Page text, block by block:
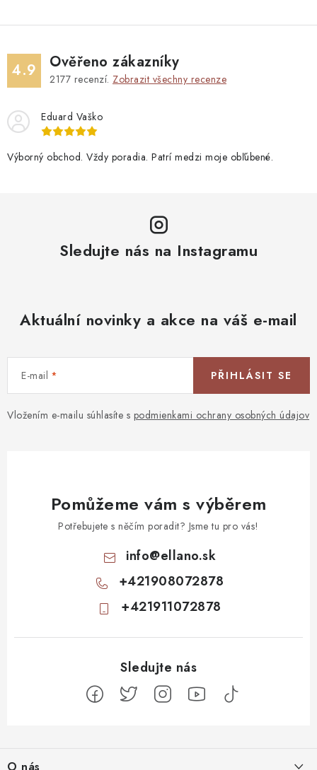
4.9 Ověřeno zákazníky
2177 recenzí. Zobrazit všechny recenze
Eduard Vaško
Výborný obchod. Vždy poradia. Patrí medzi moje obľúbené.
Sledujte nás na Instagramu
Aktuální novinky a akce na váš e-mail
E-mail
Vložením e-mailu súhlasíte s podmienkami ochrany osobných údajov
PŘIHLÁSIT SE
Pomůžeme vám s výběrem
Potřebujete s něčím poradit? Jsme tu pro vás!
info@ellano.sk
+421908072878
+421911072878
O nás